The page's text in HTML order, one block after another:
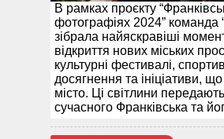
В рамках проєкту
фотографіях 2024” команда
зібрала найяскравіші
відкриття нових міських
культурні фестивалі,
досягнення та ініціативи,
місто. Ці світлини
сучасного Франківська та